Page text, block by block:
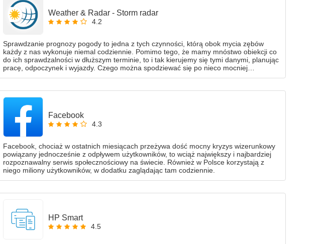
Weather & Radar - Storm radar
4.2
Sprawdzanie prognozy pogody to jedna z tych czynności, którą obok mycia zębów
każdy z nas wykonuje niemal codziennie. Pomimo tego, że mamy mnóstwo obiekcji co
do ich sprawdzalności w dłuższym terminie, to i tak kierujemy się tymi danymi, planując
pracę, odpoczynek i wyjazdy. Czego można spodziewać się po nieco mocniej
Facebook
4.3
Facebook, chociaż w ostatnich miesiącach przeżywa dość mocny kryzys wizerunkowy
powiązany jednocześnie z odpływem użytkowników, to wciąż największy i najbardziej
rozpoznawalny serwis społecznościowy na świecie. Również w Polsce korzystają z
niego miliony użytkowników, w dodatku zaglądając tam codziennie.
HP Smart
4.5